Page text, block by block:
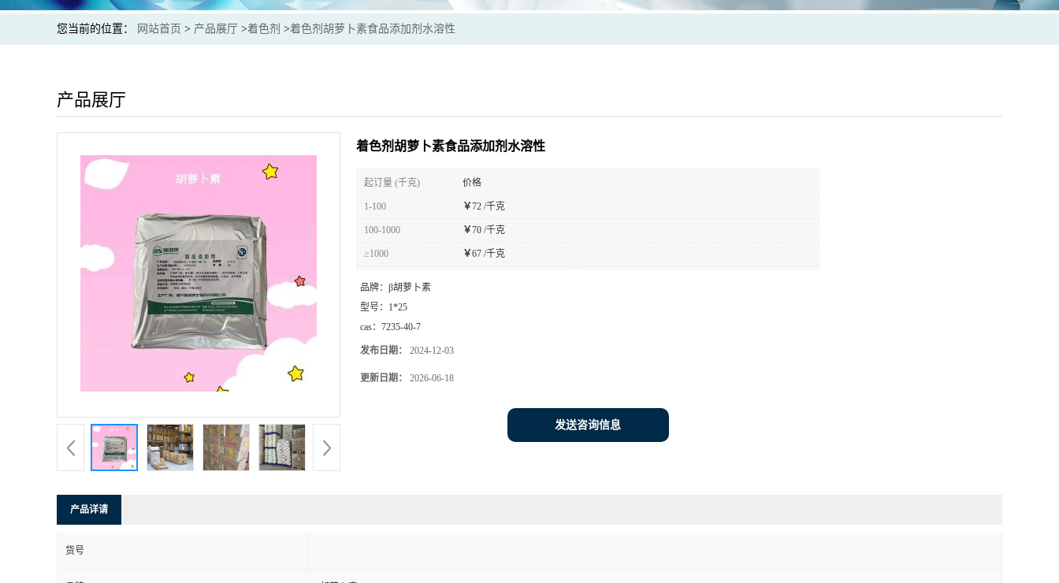
您当前的位置： 网站首页 > 产品展厅 >着色剂 >着色剂胡萝卜素食品添加剂水溶性
产品展厅
着色剂胡萝卜素食品添加剂水溶性
起订量 (千克) 价格
1-100 ￥72 /千克
100-1000 ￥70 /千克
≥1000 ￥67 /千克
品牌： β胡萝卜素
型号： 1*25
cas： 7235-40-7
发布日期： 2024-12-03
更新日期： 2026-06-18
发送咨询信息
产品详请
货号